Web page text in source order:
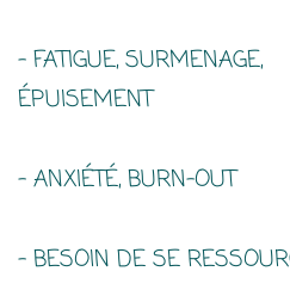
- FATIGUE, SURMENAGE,
ÉPUISEMENT
- ANXIÉTÉ, BURN-OUT
- BESOIN DE SE